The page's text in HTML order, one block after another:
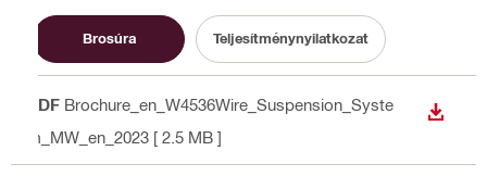
Brosúra Teljesítménynyilatkozat
PDF Brochure_en_W4536Wire_Suspension_Syste
m_MW_en_2023 [ 2.5 MB ]